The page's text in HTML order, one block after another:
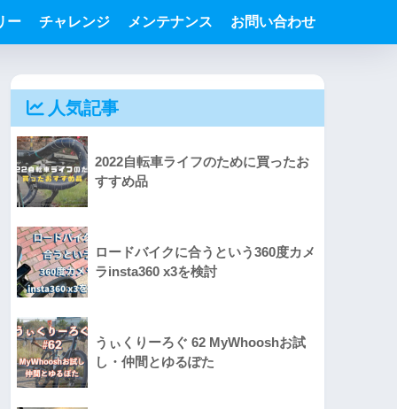
ー チャレンジ メンテナンス お問い合わせ
人気記事
2022自転車ライフのために買ったお
すすめ品
ロードバイクに合うという360度カメ
ラinsta360 x3を検討
うぃくりーろぐ 62 MyWhooshお試
し・仲間とゆるぽた